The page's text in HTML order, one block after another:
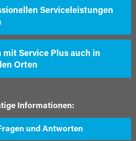
Serviceleistungen
mit Service Plus auch in
Orten
Informationen:
und Antworten